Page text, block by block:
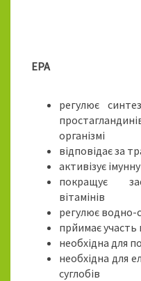
EPA
регулює
організмі
відповідає за
активізує
покращує
вітамінів
регулює водно-
прйимає участь
необхідна для
необхідна для
суглобів